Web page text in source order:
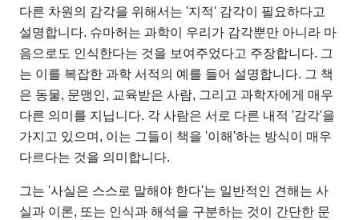
다른 차원의 감각을 위해서는 '지적' 감각이 필요하다고
설명합니다. 슈마허는 과학이 우리가 감각뿐만 아니라 마
음으로도 인식한다는 것을 보여주었다고 주장합니다. 그
는 이를 복잡한 과학 서적의 예를 들어 설명합니다. 그 책
은 동물, 문맹인, 교육받은 사람, 그리고 과학자에게 매우
다른 의미를 지닙니다. 각 사람은 서로 다른 내적 '감각'을
가지고 있으며, 이는 그들이 책을 '이해'하는 방식이 매우
다르다는 것을 의미합니다.
그는 '사실은 스스로 말해야 한다'는 일반적인 견해는 사
실과 이론, 또는 인식과 해석을 구분하는 것이 간단한 문